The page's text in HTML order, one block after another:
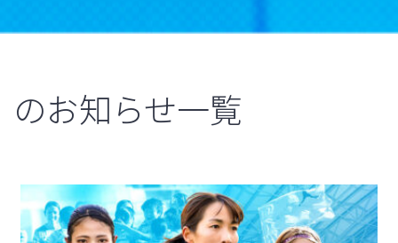
のお知らせ一覧